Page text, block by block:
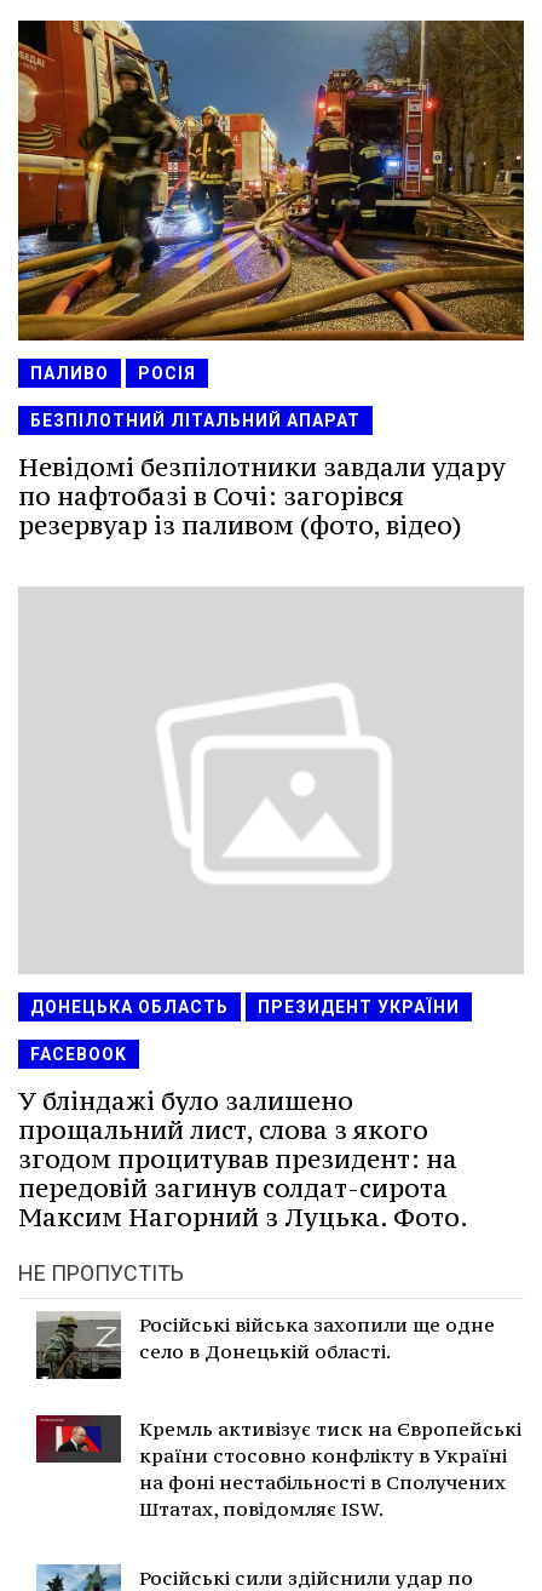
ПАЛИВО РОСІЯ
БЕЗПІЛОТНИЙ ЛІТАЛЬНИЙ АПАРАТ
Невідомі безпілотники завдали удару
по нафтобазі в Сочі: загорівся
резервуар із паливом (фото, відео)
ДОНЕЦЬКА ОБЛАСТЬ ПРЕЗИДЕНТ УКРАЇНИ
FACEBOOK
У бліндажі було залишено
прощальний лист, слова з якого
згодом процитував президент: на
передовій загинув солдат-сирота
Максим Нагорний з Луцька. Фото.
НЕ ПРОПУСТІТЬ
Російські війська захопили ще одне
село в Донецькій області.
Кремль активізує тиск на Європейські
країни стосовно конфлікту в Україні
на фоні нестабільності в Сполучених
Штатах, повідомляє ISW.
Російські сили здійснили удар по